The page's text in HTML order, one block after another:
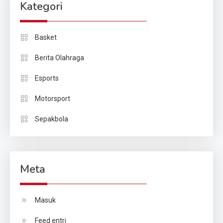
Kategori
Basket
Berita Olahraga
Esports
Motorsport
Sepakbola
Meta
Masuk
Feed entri